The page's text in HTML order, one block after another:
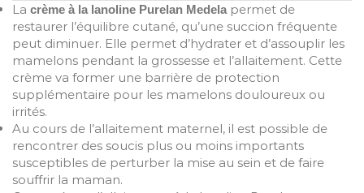
La crème à la lanoline Purelan Medela permet de
restaurer l’équilibre cutané, qu’une succion fréquente
peut diminuer. Elle permet d’hydrater et d’assouplir les
mamelons pendant la grossesse et l’allaitement. Cette
crème va former une barrière de protection
supplémentaire pour les mamelons douloureux ou
irrités.
Au cours de l’allaitement maternel, il est possible de
rencontrer des soucis plus ou moins importants
susceptibles de perturber la mise au sein et de faire
souffrir la maman.